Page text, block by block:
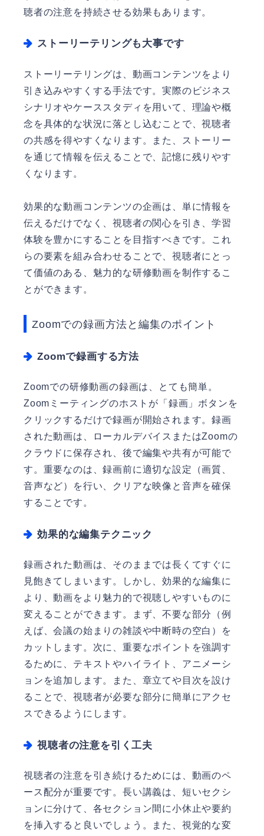
聴者の注意を持続させる効果もあります。
ストーリーテリングも大事です
ストーリーテリングは、動画コンテンツをより
引き込みやすくする手法です。実際のビジネス
シナリオやケーススタディを用いて、理論や概
念を具体的な状況に落とし込むことで、視聴者
の共感を得やすくなります。また、ストーリー
を通じて情報を伝えることで、記憶に残りやす
くなります。
効果的な動画コンテンツの企画は、単に情報を
伝えるだけでなく、視聴者の関心を引き、学習
体験を豊かにすることを目指すべきです。これ
らの要素を組み合わせることで、視聴者にとっ
て価値のある、魅力的な研修動画を制作するこ
とができます。
Zoomでの録画方法と編集のポイント
Zoomで録画する方法
Zoomでの研修動画の録画は、とても簡単。
Zoomミーティングのホストが「録画」ボタンを
クリックするだけで録画が開始されます。録画
された動画は、ローカルデバイスまたはZoomの
クラウドに保存され、後で編集や共有が可能で
す。重要なのは、録画前に適切な設定（画質、
音声など）を行い、クリアな映像と音声を確保
することです。
効果的な編集テクニック
録画された動画は、そのままでは長くてすぐに
見飽きてしまいます。しかし、効果的な編集に
より、動画をより魅力的で視聴しやすいものに
変えることができます。まず、不要な部分（例
えば、会議の始まりの雑談や中断時の空白）を
カットします。次に、重要なポイントを強調す
るために、テキストやハイライト、アニメーシ
ョンを追加します。また、章立てや目次を設け
ることで、視聴者が必要な部分に簡単にアクセ
スできるようにします。
視聴者の注意を引く工夫
視聴者の注意を引き続けるためには、動画のペ
ース配分が重要です。長い講義は、短いセクシ
ョンに分けて、各セクション間に小休止や要約
を挿入すると良いでしょう。また、視覚的な変